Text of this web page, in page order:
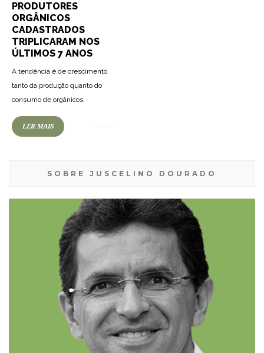
PRODUTORES
ORGÂNICOS
CADASTRADOS
TRIPLICARAM NOS
ÚLTIMOS 7 ANOS
A tendência é de crescimento
tanto da produção quanto do
consumo de orgânicos.
LER MAIS
SOBRE JUSCELINO DOURADO